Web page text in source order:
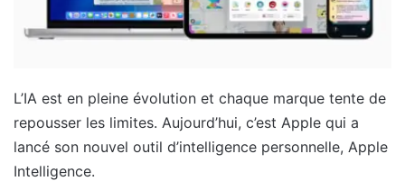
L’IA est en pleine évolution et chaque marque tente de
repousser les limites. Aujourd’hui, c’est Apple qui a
lancé son nouvel outil d’intelligence personnelle, Apple
Intelligence.